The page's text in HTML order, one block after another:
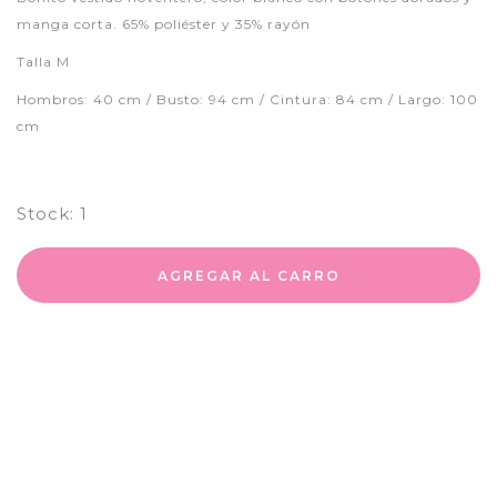
manga corta. 65% poliéster y 35% rayón
Talla M
Hombros: 40 cm / Busto: 94 cm / Cintura: 84 cm / Largo: 100
cm
Stock: 1
AGREGAR AL CARRO